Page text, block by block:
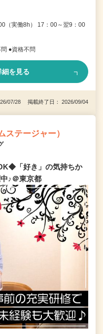
（実働8h） 17：00～翌9：00
●資格不問
細を見る
07/28 掲載終了日： 2026/09/04
ステージャー）
「好き」の気持ちか
♪＠東京都